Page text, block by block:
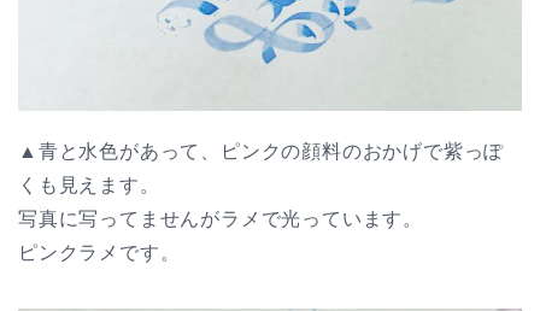
▲青と水色があって、ピンクの顔料のおかげで紫っぽ
くも見えます。
写真に写ってませんがラメで光っています。
ピンクラメです。